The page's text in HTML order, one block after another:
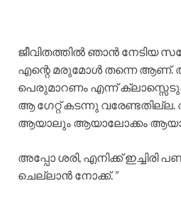
ജീവിതത്തിൽ ഞാൻ നേടിയ
എന്റെ മരുമോൾ തന്നെ ആണ്.
പെരുമാറണം എന്ന്
ആ ഗേറ്റ് കടന്നു
ആയാലും ആയാലോക്കം
അപ്പോ ശരി, എനിക്ക് ഇച്ചിരി
ചെല്ലാൻ നോക്ക്. ”